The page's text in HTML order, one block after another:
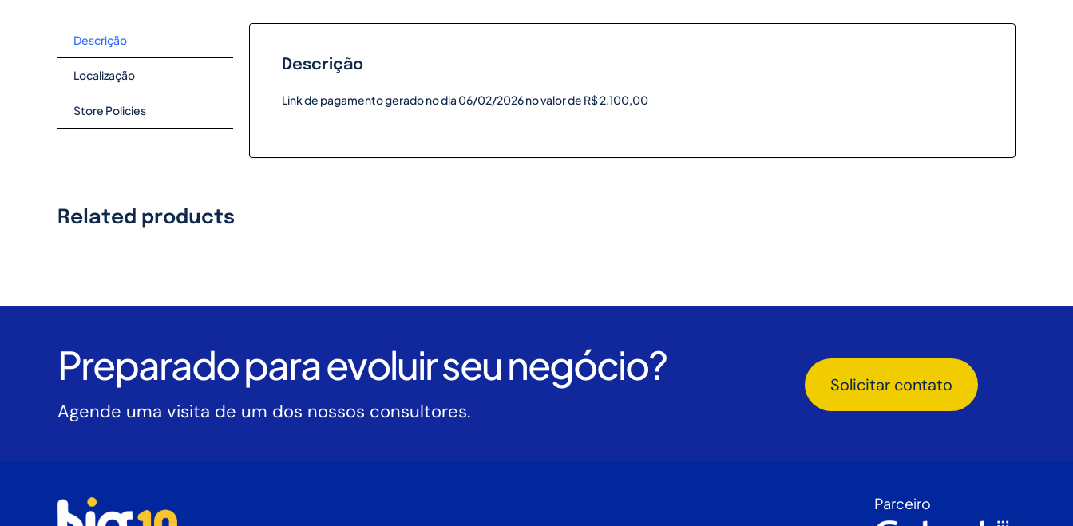
Descrição
Localização
Store Policies
Descrição
Link de pagamento gerado no dia 06/02/2026 no valor de R$ 2.100,00
Related products
Preparado para evoluir seu negócio?
Agende uma visita de um dos nossos consultores.
Solicitar contato
Parceiro